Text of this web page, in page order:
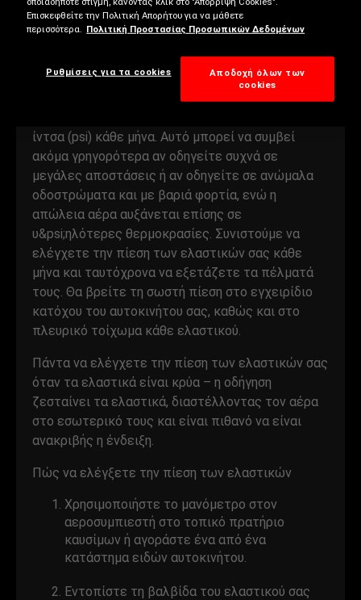
οικονομία καυσίμου. Γι’ αυτό, καλό θα είναι να
αποκτήσετε τη συνήθεια να ελέγχετε την πίεση
Όλα τα ελαστικά χάνουν αέρα, συνήθως με ρυθμό
ίντσα (psi) κάθε μήνα. Αυτό μπορεί να συμβεί
ακόμα γρηγορότερα αν οδηγείτε συχνά σε
μεγάλες αποστάσεις ή αν οδηγείτε σε ανώμαλα
οδοστρώματα και με βαριά φορτία, ενώ η
απώλεια αέρα αυξάνεται επίσης σε
υ&psi;ηλότερες θερμοκρασίες. Συνιστούμε να
ελέγχετε την πίεση των ελαστικών σας κάθε
μήνα και ταυτόχρονα να εξετάζετε τα πέλματά
τους. Θα βρείτε τη σωστή πίεση στο εγχειρίδιο
κατόχου του αυτοκινήτου σας, καθώς και στο
πλευρικό τοίχωμα κάθε ελαστικού.
Πάντα να ελέγχετε την πίεση των ελαστικών σας
όταν τα ελαστικά είναι κρύα – η οδήγηση
ζεσταίνει τα ελαστικά, διαστέλλοντας τον αέρα
στο εσωτερικό τους και είναι πιθανό να είναι
ανακριβής η ένδειξη.
Πώς να ελέγξετε την πίεση των ελαστικών
Χρησιμοποιήστε το μανόμετρο στον
αεροσυμπιεστή στο τοπικό πρατήριο
καυσίμων ή αγοράστε ένα από ένα
κατάστημα ειδών αυτοκινήτου.
Εντοπίστε τη βαλβίδα του ελαστικού σας
Επισκεφθείτε την Πολιτική Απορήτου για να μάθετε
περισσότερα.
Πολιτική Προστασίας Προσωπικών Δεδομένων
Ρυθμίσεις για τα cookies
Αποδοχή όλων των
cookies